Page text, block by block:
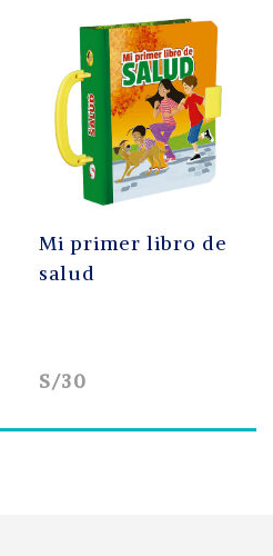
Mi primer libro de
salud
S/30